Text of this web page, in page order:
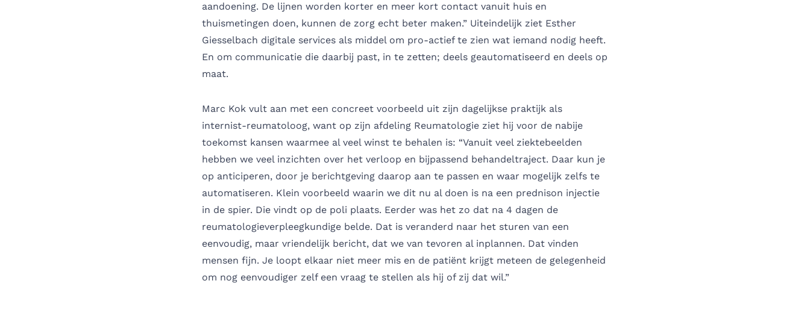
aandoening. De lijnen worden korter en meer kort contact vanuit huis en
thuismetingen doen, kunnen de zorg echt beter maken.” Uiteindelijk ziet Esther
Giesselbach digitale services als middel om pro-actief te zien wat iemand nodig heeft.
En om communicatie die daarbij past, in te zetten; deels geautomatiseerd en deels op
maat.
Marc Kok vult aan met een concreet voorbeeld uit zijn dagelijkse praktijk als
internist-reumatoloog, want op zijn afdeling Reumatologie ziet hij voor de nabije
toekomst kansen waarmee al veel winst te behalen is: “Vanuit veel ziektebeelden
hebben we veel inzichten over het verloop en bijpassend behandeltraject. Daar kun je
op anticiperen, door je berichtgeving daarop aan te passen en waar mogelijk zelfs te
automatiseren. Klein voorbeeld waarin we dit nu al doen is na een prednison injectie
in de spier. Die vindt op de poli plaats. Eerder was het zo dat na 4 dagen de
reumatologieverpleegkundige belde. Dat is veranderd naar het sturen van een
eenvoudig, maar vriendelijk bericht, dat we van tevoren al inplannen. Dat vinden
mensen fijn. Je loopt elkaar niet meer mis en de patiënt krijgt meteen de gelegenheid
om nog eenvoudiger zelf een vraag te stellen als hij of zij dat wil.”